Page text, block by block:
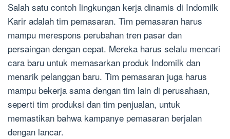
Salah satu contoh lingkungan kerja dinamis di Indomilk
Karir adalah tim pemasaran. Tim pemasaran harus
mampu merespons perubahan tren pasar dan
persaingan dengan cepat. Mereka harus selalu mencari
cara baru untuk memasarkan produk Indomilk dan
menarik pelanggan baru. Tim pemasaran juga harus
mampu bekerja sama dengan tim lain di perusahaan,
seperti tim produksi dan tim penjualan, untuk
memastikan bahwa kampanye pemasaran berjalan
dengan lancar.